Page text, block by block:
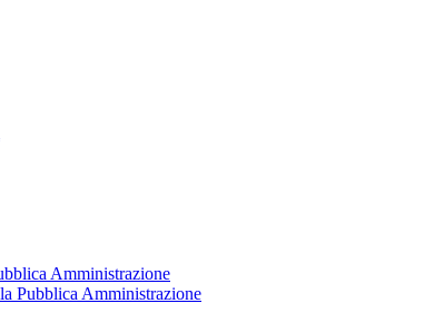
Amministrazione
Pubblica Amministrazione